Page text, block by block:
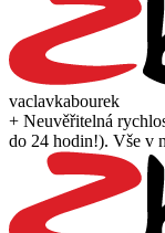
vaclavkabourek
+ Neuvěřitelná
do 24 hodin!). Vše v